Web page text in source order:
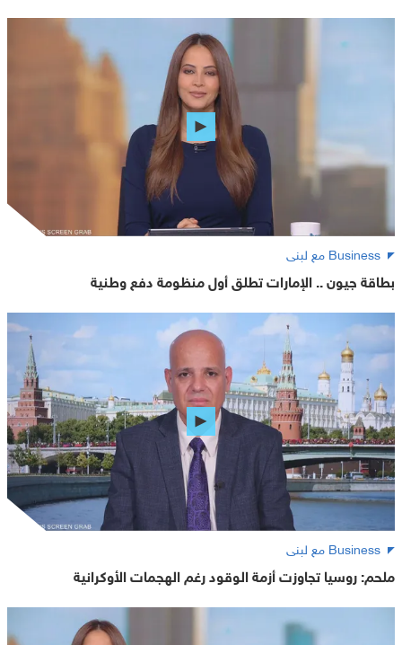
Business مع لبنى
بطاقة جيون .. الإمارات تطلق أول منظومة دفع وطنية
Business مع لبنى
ملحم: روسيا تجاوزت أزمة الوقود رغم الهجمات الأوكرانية